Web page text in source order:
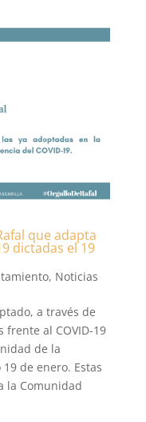
que adapta
dictadas el 19
, Noticias
a través de
al COVID-19
de la
de enero. Estas
la Comunidad